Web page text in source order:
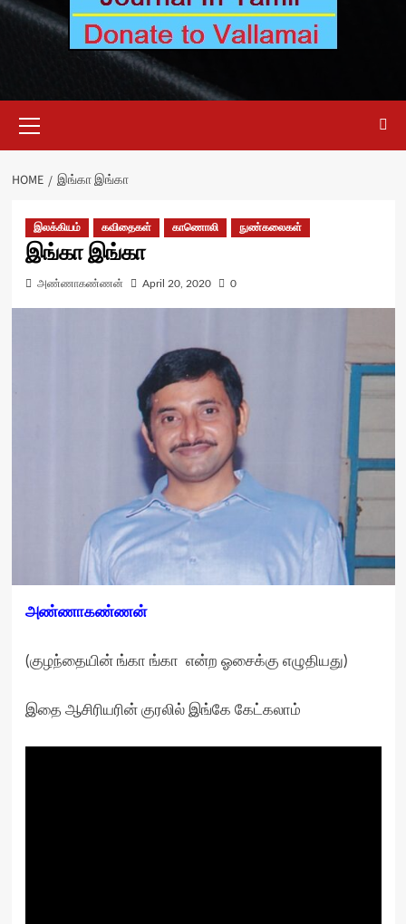
Menu
HOME இங்கா இங்கா
இலக்கியம் கவிதைகள் காணொலி நுண்கலைகள்
இங்கா இங்கா
அண்ணாகண்ணன் April 20, 2020 0
அண்ணாகண்ணன்
(குழந்தையின் ங்கா ங்கா என்ற ஓசைக்கு எழுதியது)
இதை ஆசிரியரின் குரலில் இங்கே கேட்கலாம்